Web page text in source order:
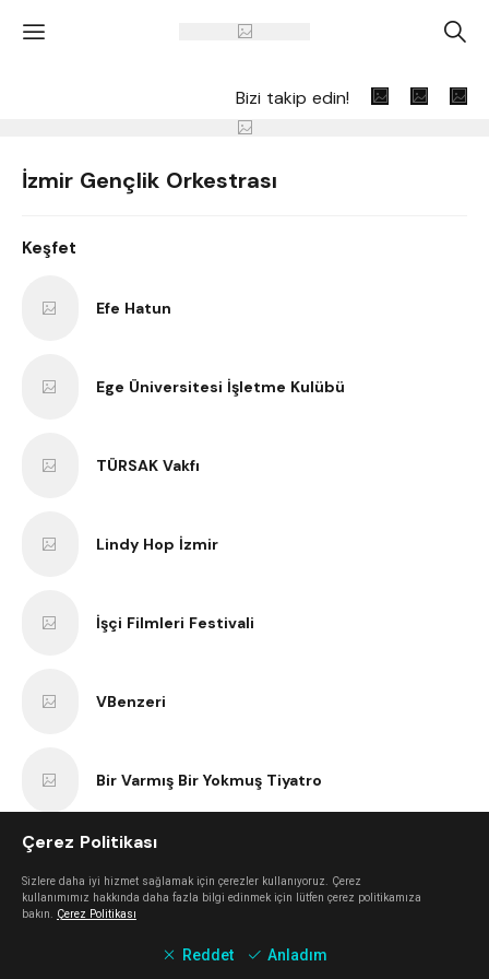
' A
Bizi takip edin!
İzmir Gençlik Orkestrası
Keşfet
Efe Hatun
Ege Üniversitesi İşletme Kulübü
TÜRSAK Vakfı
Lindy Hop İzmir
İşçi Filmleri Festivali
VBenzeri
Bir Varmış Bir Yokmuş Tiyatro
Çerez Politikası
Sizlere daha iyi hizmet sağlamak için çerezler kullanıyoruz. Çerez
kullanımımız hakkında daha fazla bilgi edinmek için lütfen çerez politikamıza
bakın. Çerez Politikası
Reddet Anladım